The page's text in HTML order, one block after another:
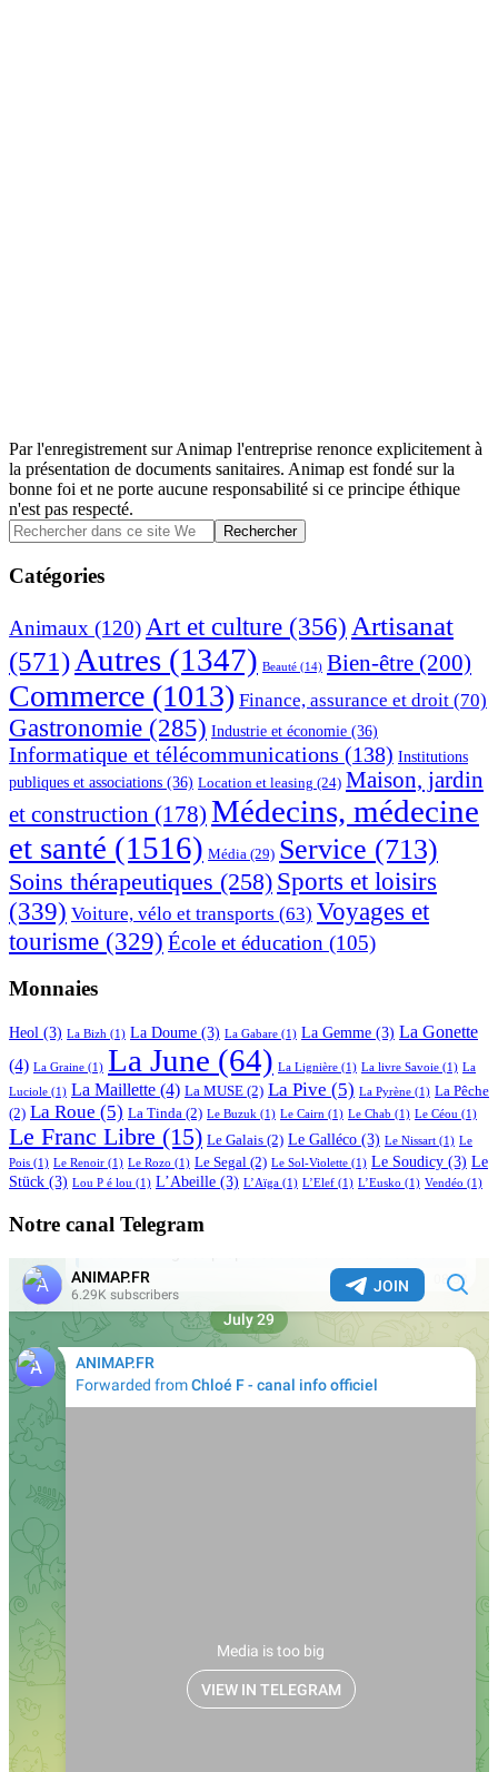
Par l'enregistrement sur Animap l'entreprise renonce explicitement à
la présentation de documents sanitaires. Animap est fondé sur la
bonne foi et ne porte aucune responsabilité si ce principe éthique
n'est pas respecté.
Barre
latérale
principale
Rechercher
dans
ce
site
Catégories
Animaux (120) Art et culture (356) Artisanat
(571) Autres (1347) Beauté (14) Bien-être (200)
Commerce (1013) Finance, assurance et droit (70)
Gastronomie (285) Industrie et économie (36)
Informatique et télécommunications (138) Institutions
publiques et associations (36) Location et leasing (24) Maison, jardin
et construction (178) Médecins, médecine
et santé (1516) Média (29) Service (713)
Soins thérapeutiques (258) Sports et loisirs
(339) Voiture, vélo et transports (63) Voyages et
tourisme (329) École et éducation (105)
Monnaies
Heol (3) La Bizh (1) La Doume (3) La Gabare (1) La Gemme (3) La Gonette
(4) La Graine (1) La June (64) La Lignière (1) La livre Savoie (1) La
Luciole (1) La Maillette (4) La MUSE (2) La Pive (5) La Pyrène (1) La Pêche
(2) La Roue (5) La Tinda (2) Le Buzuk (1) Le Cairn (1) Le Chab (1) Le Céou (1)
Le Franc Libre (15) Le Galais (2) Le Galléco (3) Le Nissart (1) Le
Pois (1) Le Renoir (1) Le Rozo (1) Le Segal (2) Le Sol-Violette (1) Le Soudicy (3) Le
Stück (3) Lou P é lou (1) L’Abeille (3) L’Aïga (1) L’Elef (1) L’Eusko (1) Vendéo (1)
Notre canal Telegram